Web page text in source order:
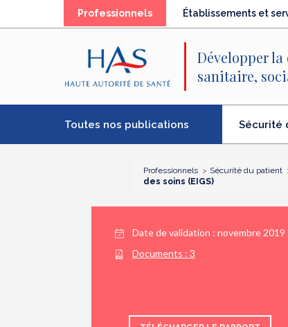
Professionnels(élémentÉtablissements et
Développer
sanitaire,
Toutes nos publications Sécurité
(élément
Professionnels Sécurité du patient
des soins (EIGS)
Date de validation : novembre 2019
Documents : 3